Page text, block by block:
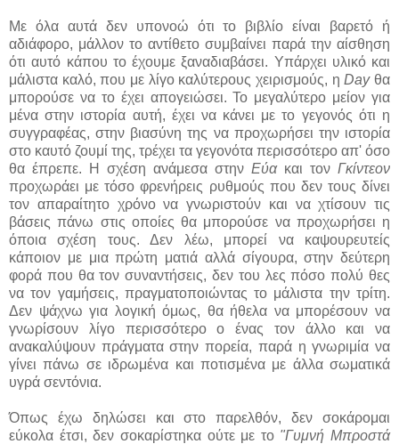
Με όλα αυτά δεν υπονοώ ότι το βιβλίο είναι βαρετό ή
αδιάφορο, μάλλον το αντίθετο συμβαίνει παρά την αίσθηση
ότι αυτό κάπου το έχουμε ξαναδιαβάσει. Υπάρχει υλικό και
μάλιστα καλό, που με λίγο καλύτερους χειρισμούς, ηDayθα
μπορούσε να το έχει απογειώσει. Το μεγαλύτερο μείον για
μένα στην ιστορία αυτή, έχει να κάνει με το γεγονός ότι η
συγγραφέας, στην βιασύνη της να προχωρήσει την ιστορία
στο καυτό ζουμί της, τρέχει τα γεγονότα περισσότερο απ' όσο
θα έπρεπε. Η σχέση ανάμεσα στην Εύακαι τον Γκίντεον
προχωράει με τόσο φρενήρεις ρυθμούς που δεν τους δίνει
τον απαραίτητο χρόνο να γνωριστούν και να χτίσουν τις
βάσεις πάνω στις οποίες θα μπορούσε να προχωρήσει η
όποια σχέση τους. Δεν λέω, μπορεί να καψουρευτείς
κάποιον με μια πρώτη ματιά αλλά σίγουρα, στην δεύτερη
φορά που θα τον συναντήσεις, δεν του λες πόσο πολύ θες
να τον γαμήσεις, πραγματοποιώντας το μάλιστα την τρίτη.
Δεν ψάχνω για λογική όμως, θα ήθελα να μπορέσουν να
γνωρίσουν λίγο περισσότερο ο ένας τον άλλο και να
ανακαλύψουν πράγματα στην πορεία, παρά η γνωριμία να
γίνει πάνω σε ιδρωμένα και ποτισμένα με άλλα σωματικά
υγρά σεντόνια.
Όπως έχω δηλώσει και στο παρελθόν, δεν σοκάρομαι
εύκολα έτσι, δεν σοκαρίστηκα ούτε με το "Γυμνή Μπροστά